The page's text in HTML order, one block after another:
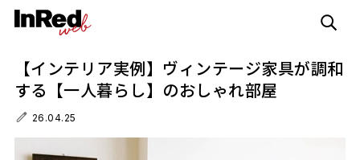
【インテリア実例】ヴィンテージ家具が調和
する【一人暮らし】のおしゃれ部屋
26.04.25